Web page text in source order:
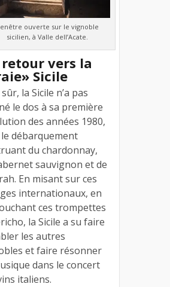
ouverte sur le vignoble
sicilien, à Valle dell’Acate.
vers la
Sicile
la Sicile n’a pas
le dos à sa première
des années 1980,
le débarquement
du chardonnay,
sauvignon et de
En misant sur ces
internationaux, en
ces trompettes
la Sicile a su faire
les autres
et faire résonner
dans le concert
italiens.